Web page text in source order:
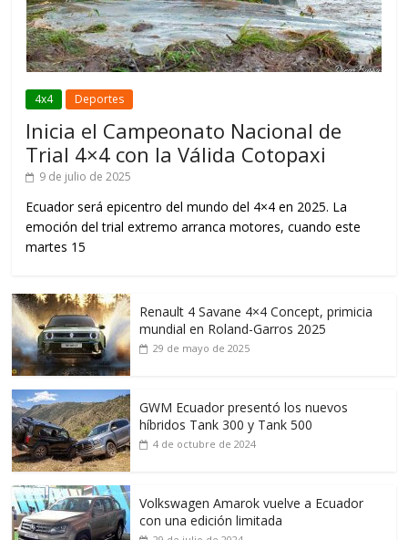
4x4 Deportes
Inicia el Campeonato Nacional de
Trial 4×4 con la Válida Cotopaxi
9 de julio de 2025
Ecuador será epicentro del mundo del 4×4 en 2025. La
emoción del trial extremo arranca motores, cuando este
martes 15
Renault 4 Savane 4×4 Concept, primicia
mundial en Roland-Garros 2025
29 de mayo de 2025
GWM Ecuador presentó los nuevos
híbridos Tank 300 y Tank 500
4 de octubre de 2024
Volkswagen Amarok vuelve a Ecuador
con una edición limitada